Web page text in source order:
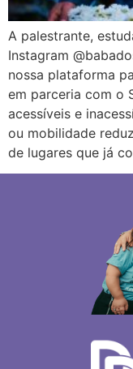
A palestrante,
Instagram
nossa plataforma
em parceria com o
acessíveis e
ou mobilidade
de lugares que já